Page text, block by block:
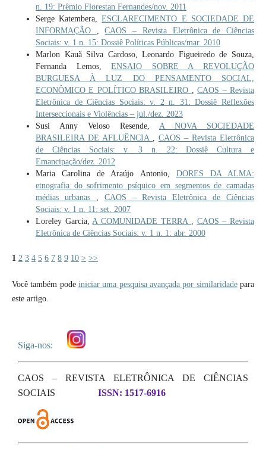
n. 19: Prêmio Florestan Fernandes/nov. 2011
Serge Katembera,ESCLARECIMENTO E SOCIEDADE DE
INFORMAÇÃO
,CAOS – Revista Eletrônica de Ciências
Sociais: v. 1 n. 15: Dossiê Políticas Públicas/mar. 2010
Marlon Kauã Silva Cardoso, Leonardo Figueiredo de Souza,
Fernanda Lemos,ENSAIO SOBRE A REVOLUÇÃO
BURGUESA À LUZ DO PENSAMENTO SOCIAL,
ECONÔMICO E POLÍTICO BRASILEIRO
,CAOS – Revista
Eletrônica de Ciências Sociais: v. 2 n. 31: Dossiê Reflexões
Interseccionais e Violências – jul./dez. 2023
Susi Anny Veloso Resende, A NOVA SOCIEDADE
BRASILEIRA DE AFLUÊNCIA
,CAOS – Revista Eletrônica
de Ciências Sociais: v. 3 n. 22: Dossiê Cultura e
Emancipação/dez. 2012
Maria Carolina de Araújo Antonio, DORES DA ALMA:
etnografia do sofrimento psíquico em segmentos de camadas
médias urbanas
CAOS – Revista Eletrônica de Ciências
Sociais: v. 1 n. 11: set. 2007
Loreley Garcia, A COMUNIDADE TERRA
CAOS – Revista
Eletrônica de Ciências Sociais: v. 1 n. 1: abr. 2000
1 2 3 4 5 6 7 8 9 10 > >>
Você também pode iniciar uma pesquisa avançada por similaridadepara
este artigo.
Siga-nos:
CAOS – REVISTA ELETRÔNICA DE CIÊNCIAS
SOCIAIS
ISSN: 1517-6916